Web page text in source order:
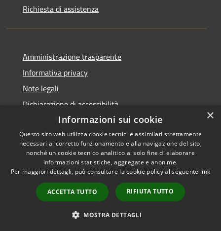
Richiesta di assistenza
Amministrazione trasparente
Informativa privacy
Note legali
Dichiarazione di accessibilità
Accessibilità
Privacy
Mappa del sito
WhatsApp Cerreto
Copyright © 2026 • Comune di
Cerreto Guidi • Powered by
Municipium
Accesso
redazione
×
Informazioni sui cookie
Questo sito web utilizza cookie tecnici e assimilati strettamente
necessari al corretto funzionamento e alla navigazione del sito,
nonché un cookie tecnico analitico al solo fine di elaborare
informazioni statistiche, aggregate e anonime.
Per maggiori dettagli, può consultare la cookie policy al seguente link
ACCETTA TUTTO RIFIUTA TUTTO
MOSTRA DETTAGLI